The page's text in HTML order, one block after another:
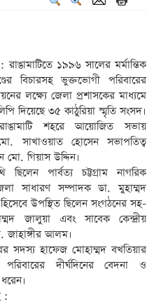
১৯৯৬ সালের মর্মান্তিক
বিচারসহ ভুক্তভোগী পরিবারের
লক্ষ্যে জেলা প্রশাসকের মাধ্যমে
দিয়েছে ৩৫ কাঠুরিয়া স্মৃতি সংসদ।
শহরে আয়োজিত সভায়
সাখাওয়াত হোসেন সভাপতিত্ব
মো. গিয়াস উদ্দিন।
ছিলেন পার্বত্য চট্টগ্রাম নাগরিক
সাধারণ সম্পাদক ডা. মুহাম্মদ
হিসেবে উপস্থিত ছিলেন সংগঠনের সহ-
জালুয়া এবং সাবেক কেন্দ্রীয়
জাহাঙ্গীর আলম।
সদস্য হাফেজ মোহাম্মদ বখতিয়ার
দীর্ঘদিনের বেদনা ও
: